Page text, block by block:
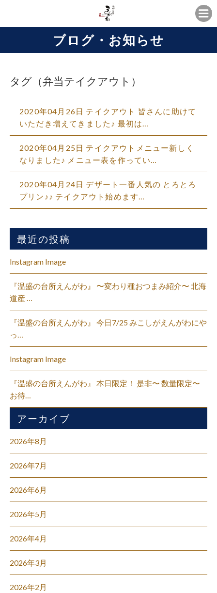
ブログ・お知らせ
タグ（弁当テイクアウト）
2020年04月26日 テイクアウト 皆さんに助けて
いただき増えてきました♪ 最初は…
2020年04月25日 テイクアウトメニュー新しく
なりました♪ メニュー表を作ってい…
2020年04月24日 デザート一番人気の とろとろ
プリン♪♪ テイクアウト始めます…
最近の投稿
Instagram Image
『温盛の台所えんがわ』 〜変わり種おつまみ紹介〜 北海
道産 …
『温盛の台所えんがわ』 今日7/25 みこしがえんがわにや
っ…
Instagram Image
『温盛の台所えんがわ』 本日限定！ 是非〜 数量限定〜
お待…
アーカイブ
2026年8月
2026年7月
2026年6月
2026年5月
2026年4月
2026年3月
2026年2月